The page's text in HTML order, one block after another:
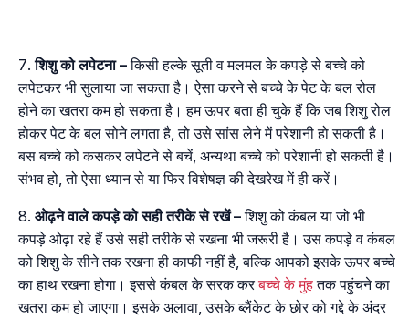
शिशु को लपेटना–किसी हल्के सूती व मलमल के कपड़े से बच्चे को
लपेटकर भी सुलाया जा सकता है। ऐसा करने से बच्चे के पेट के बल रोल
होने का खतरा कम हो सकता है। हम ऊपर बता ही चुके हैं कि जब शिशु रोल
होकर पेट के बल सोने लगता है, तो उसे सांस लेने में परेशानी हो सकती है।
बस बच्चे को कसकर लपेटने से बचें, अन्यथा बच्चे को परेशानी हो सकती है।
संभव हो, तो ऐसा ध्यान से या फिर विशेषज्ञ की देखरेख में ही करें।
ओढ़ने वाले कपड़े को सही तरीके से रखें–शिशु को कंबल या जो भी
कपड़े ओढ़ा रहे हैं उसे सही तरीके से रखना भी जरूरी है। उस कपड़े व कंबल
को शिशु के सीने तक रखना ही काफी नहीं है, बल्कि आपको इसके ऊपर बच्चे
का हाथ रखना होगा। इससे कंबल के सरक करबच्चे के मुंहतक पहुंचने का
खतरा कम हो जाएगा। इसके अलावा, उसके ब्लैंकेट के छोर को गद्दे के अंदर